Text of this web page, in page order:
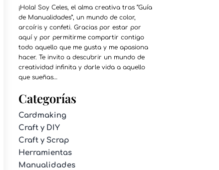
¡Hola! Soy Celes, el alma creativa tras “Guía
de Manualidades”, un mundo de color,
arcoíris y confeti. Gracias por estar por
aquí y por permitirme compartir contigo
todo aquello que me gusta y me apasiona
hacer. Te invito a descubrir un mundo de
creatividad infinita y darle vida a aquello
que sueñas…
Categorías
Cardmaking
Craft y DIY
Craft y Scrap
Herramientas
Manualidades